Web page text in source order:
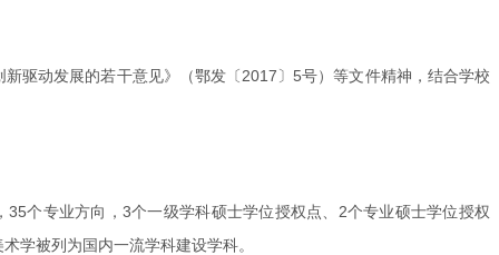
驱动发展的若干意见》（鄂发〔2017〕5号）等文件精神，结合学校
个专业方向，3个一级学科硕士学位授权点、2个专业硕士学位授权
学被列为国内一流学科建设学科。